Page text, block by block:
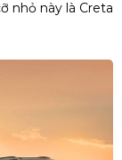
nhỏ này là Creta